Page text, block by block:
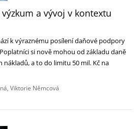
a vývoj v kontextu
k výraznému posílení daňové podpory
si nově mohou od základu daně
nákladů, a to do limitu 50 mil. Kč na
Viktorie Němcová